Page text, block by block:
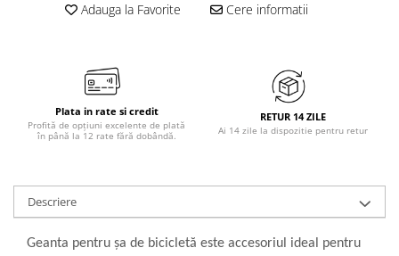
Adauga la Favorite Cere informatii
Plata in rate si credit
Profită de opțiuni excelente de plată
în până la 12 rate fără dobândă.
RETUR 14 ZILE
Ai 14 zile la dispozitie pentru retur
Descriere
Geanta pentru șa de bicicletă este accesoriul ideal pentru